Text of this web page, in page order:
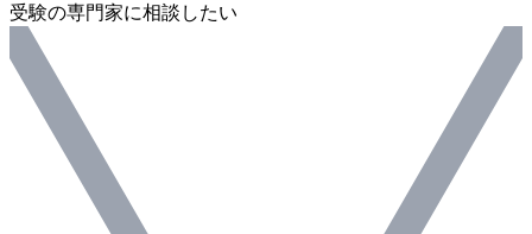
受験の専門家に相談したい